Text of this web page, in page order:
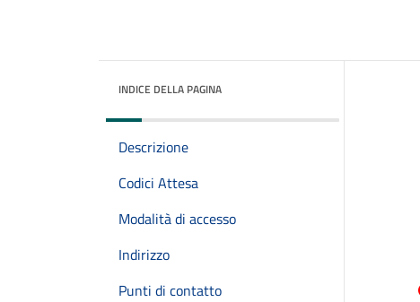
INDICE DELLA PAGINA
Descrizione
Codici Attesa
Modalità di accesso
Indirizzo
Punti di contatto